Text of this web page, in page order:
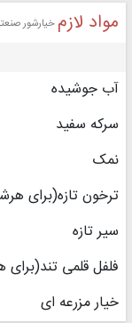
مواد لازم خیارشور
آب جوشیده
سرکه سفید
نمک
ترخون تازه(برای
سیر تازه
فلفل قلمی
خیار مزرعه ای